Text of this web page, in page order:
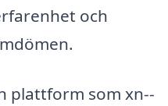
och
plattform som xn--